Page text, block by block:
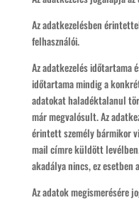
Az adatkezelésben
felhasználói.
Az adatkezelés időtartama
időtartama mindig a
adatokat haladéktalanul
már megvalósult. Az
érintett személy bármikor
mail címre küldött
akadálya nincs, ez
Az adatok megismerésére